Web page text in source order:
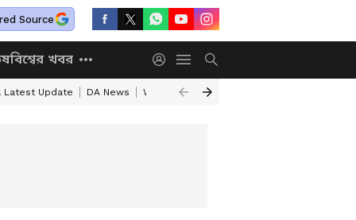
Source
বিশ্বের খবর
Latest Update DA News WB Annapurna Yojana New Portal